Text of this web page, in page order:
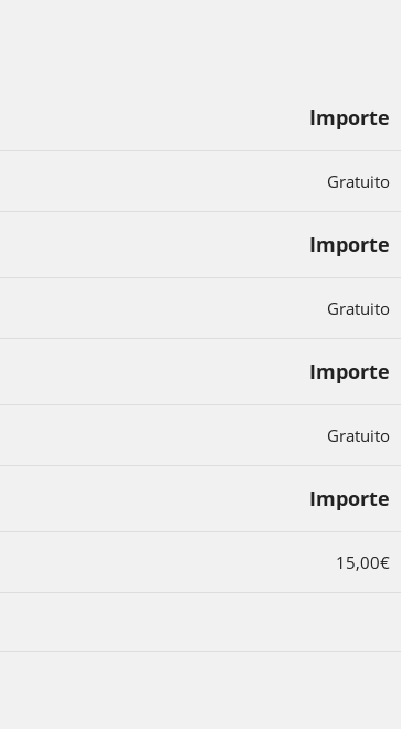
Importe
Gratuito
Importe
Gratuito
Importe
Gratuito
Importe
15,00€